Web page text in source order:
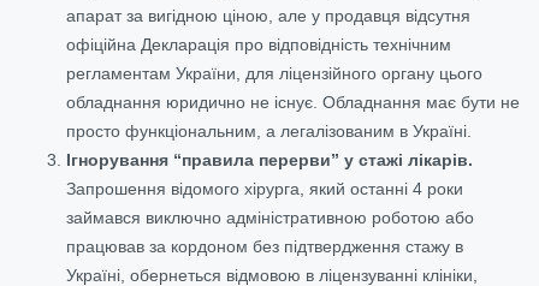
апарат за вигідною ціною, але у продавця відсутня
офіційна Декларація про відповідність технічним
регламентам України, для ліцензійного органу цього
обладнання юридично не існує. Обладнання має бути не
просто функціональним, а легалізованим в Україні.
Ігнорування “правила перерви” у стажі лікарів.
Запрошення відомого хірурга, який останні 4 роки
займався виключно адміністративною роботою або
працював за кордоном без підтвердження стажу в
Україні, обернеться відмовою в ліцензуванні клініки,